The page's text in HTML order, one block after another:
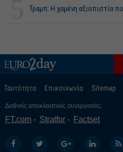
Τραμπ: Η χαμένη αξιοπιστία
Ταυτότητα Επικοινωνία Sitemap
Διεθνείς αποκλειστικές συνεργασίες:
FT.com Stratfor Factset